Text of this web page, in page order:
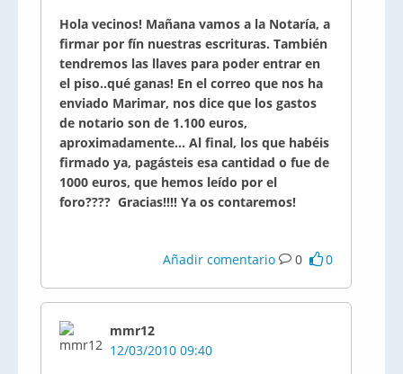
Hola vecinos! Mañana vamos a la Notaría, a
firmar por fín nuestras escrituras. También
tendremos las llaves para poder entrar en
el piso..qué ganas! En el correo que nos ha
enviado Marimar, nos dice que los gastos
de notario son de 1.100 euros,
aproximadamente... Al final, los que habéis
firmado ya, pagásteis esa cantidad o fue de
1000 euros, que hemos leído por el
foro???? Gracias!!!! Ya os contaremos!
Añadir comentario 0 0
mmr12
12/03/2010 09:40